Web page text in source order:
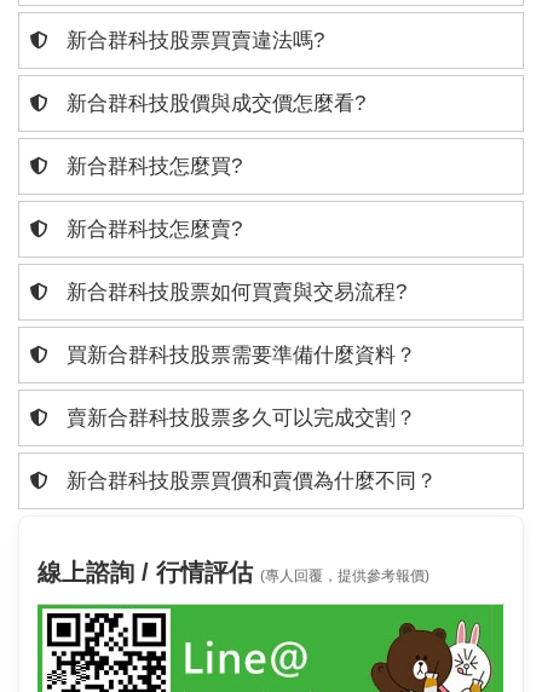
新合群科技股票買賣違法嗎?
新合群科技股價與成交價怎麼看?
新合群科技怎麼買?
新合群科技怎麼賣?
新合群科技股票如何買賣與交易流程?
買新合群科技股票需要準備什麼資料？
賣新合群科技股票多久可以完成交割？
新合群科技股票買價和賣價為什麼不同？
線上諮詢 / 行情評估 (專人回覆，提供參考報價)